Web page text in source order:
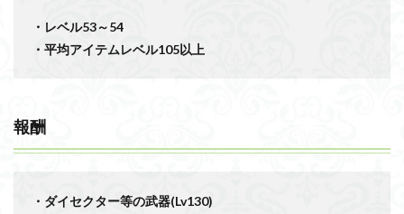
・レベル53～54
・平均アイテムレベル105以上
報酬
・ダイセクター等の武器(Lv130)